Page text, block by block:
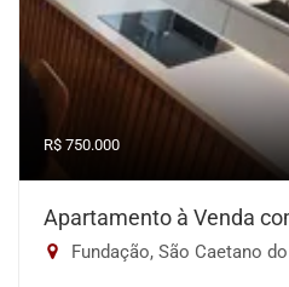
R$ 750.000
Apartamento à Venda
Fundação, São Caetano